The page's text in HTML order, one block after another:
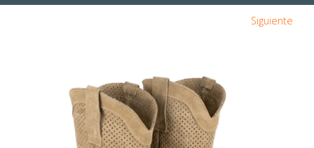
Siguiente